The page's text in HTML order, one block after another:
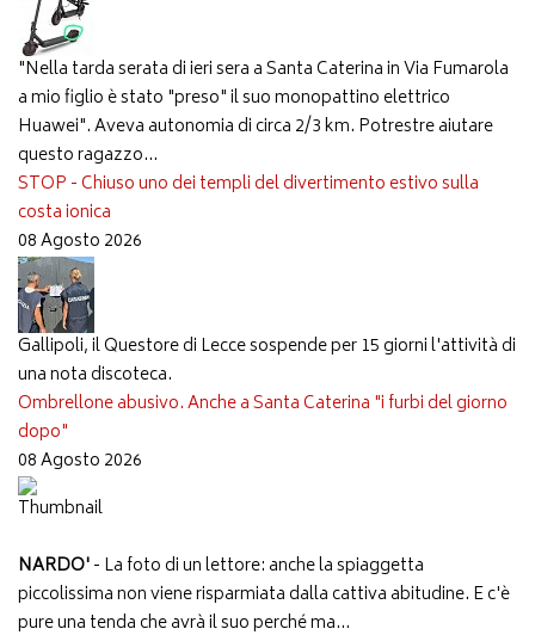
"Nella tarda serata di ieri sera a Santa Caterina in Via Fumarola
a mio figlio è stato "preso" il suo monopattino elettrico
Huawei". Aveva autonomia di circa 2/3 km. Potrestre aiutare
questo ragazzo...
STOP - Chiuso uno dei templi del divertimento estivo sulla
costa ionica
08 Agosto 2026
Gallipoli, il Questore di Lecce sospende per 15 giorni l'attività di
una nota discoteca.
Ombrellone abusivo. Anche a Santa Caterina "i furbi del giorno
dopo"
08 Agosto 2026
NARDO'- La foto di un lettore: anche la spiaggetta
piccolissima non viene risparmiata dalla cattiva abitudine. E c'è
pure una tenda che avrà il suo perché ma...